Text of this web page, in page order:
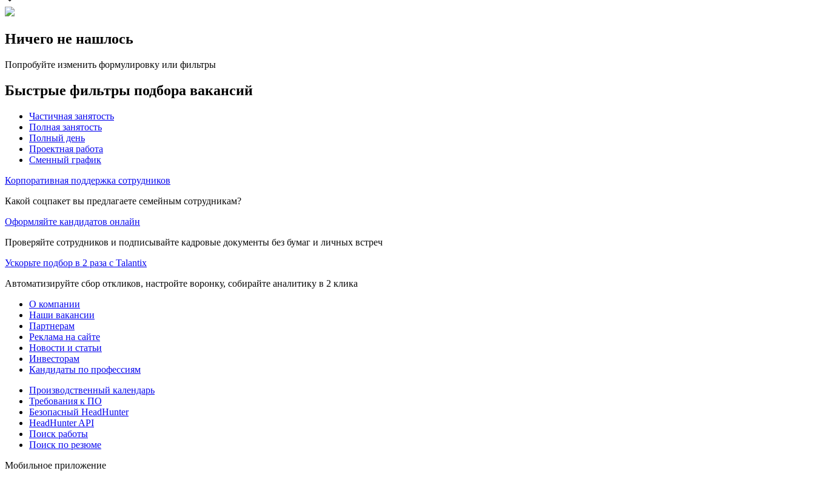
Ничего не нашлось
Попробуйте изменить формулировку или фильтры
Быстрые фильтры подбора вакансий
Частичная занятость
Полная занятость
Полный день
Проектная работа
Сменный график
Корпоративная поддержка сотрудников
Какой соцпакет вы предлагаете семейным сотрудникам?
Оформляйте кандидатов онлайн
Проверяйте сотрудников и подписывайте кадровые документы без бумаг и личных встреч
Ускорьте подбор в 2 раза с Talantix
Автоматизируйте сбор откликов, настройте воронку, собирайте аналитику в 2 клика
О компании
Наши вакансии
Партнерам
Реклама на сайте
Новости и статьи
Инвесторам
Кандидаты по профессиям
Производственный календарь
Требования к ПО
Безопасный HeadHunter
HeadHunter API
Поиск работы
Поиск по резюме
Мобильное приложение